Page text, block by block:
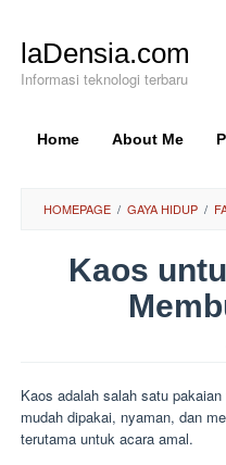
kontenlaDensia.com
Informasi teknologi terbaru
Home About Me
HOMEPAGE / GAYA HIDUP /
Kaos
Kaos adalah salah satu
mudah dipakai, nyaman, dan
terutama untuk acara amal.